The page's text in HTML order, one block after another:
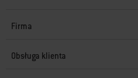
Firma
Obsługa klienta